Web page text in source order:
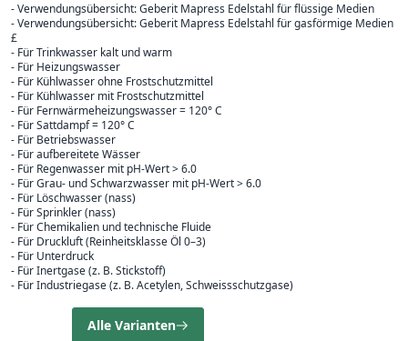
- Verwendungsübersicht: Geberit Mapress Edelstahl für flüssige Medien
- Verwendungsübersicht: Geberit Mapress Edelstahl für gasförmige Medien
£
- Für Trinkwasser kalt und warm
- Für Heizungswasser
- Für Kühlwasser ohne Frostschutzmittel
- Für Kühlwasser mit Frostschutzmittel
- Für Fernwärmeheizungswasser = 120° C
- Für Sattdampf = 120° C
- Für Betriebswasser
- Für aufbereitete Wässer
- Für Regenwasser mit pH-Wert > 6.0
- Für Grau- und Schwarzwasser mit pH-Wert > 6.0
- Für Löschwasser (nass)
- Für Sprinkler (nass)
- Für Chemikalien und technische Fluide
- Für Druckluft (Reinheitsklasse Öl 0–3)
- Für Unterdruck
- Für Inertgase (z. B. Stickstoff)
- Für Industriegase (z. B. Acetylen, Schweissschutzgase)
Alle Varianten